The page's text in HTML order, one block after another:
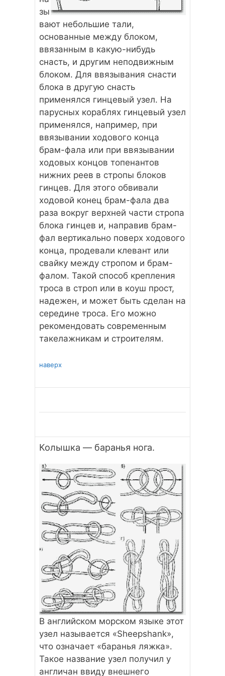
зы
вают небольшие тали,
основанные между блоком,
ввязанным в какую-нибудь
снасть, и другим неподвижным
блоком. Для ввязывания снасти
блока в другую снасть
применялся гинцевый узел. На
парусных кораблях гинцевый узел
применялся, например, при
ввязывании ходового конца
брам-фала или при ввязывании
ходовых концов топенантов
нижних реев в стропы блоков
гинцев. Для этого обвивали
ходовой конец брам-фала два
раза вокруг верхней части стропа
блока гинцев и, направив брам-
фал вертикально поверх ходового
конца, продевали клевант или
свайку между стропом и брам-
фалом. Такой способ крепления
троса в строп или в коуш прост,
надежен, и может быть сделан на
середине троса. Его можно
рекомендовать современным
такелажникам и строителям.
наверх
Колышка — баранья нога.
В английском морском языке этот
узел называется «Sheepshank»,
что означает «баранья ляжка».
Такое название узел получил у
англичан ввиду внешнего